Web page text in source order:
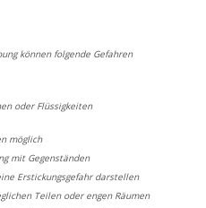
können folgende Gefahren
oder Flüssigkeiten
möglich
mit Gegenständen
Erstickungsgefahr darstellen
Teilen oder engen Räumen